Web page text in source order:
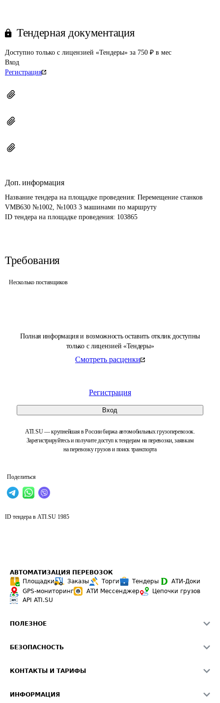
Полная информация и возможность оставить отклик доступны
только с лицензией «Тендеры»
Смотреть расценки
Регистрация
Вход
ATI.SU — крупнейшая в России биржа автомобильных грузоперевозок.
Зарегистрируйтесь и получите доступ к тендерам на перевозки, заявкам
на перевозку грузов и поиск транспорта
Поделиться
Тендерная документация
Доступно только с лицензией «Тендеры» за 750 ₽ в мес
Вход
Регистрация
Доп. информация
Название тендера на площадке проведения: Перемещение станков
VMB630 №1002, №1003 3 машинами по маршруту
ID тендера на площадке проведения: 103865
Требования
Несколько поставщиков
ID тендера в ATI.SU 1985
АВТОМАТИЗАЦИЯ ПЕРЕВОЗОК
Площадки
Заказы Торги Тендеры
АТИ-Доки
GPS-мониторинг
АТИ Мессенджер
Цепочки грузов
API ATI.SU
ПОЛЕЗНОЕ
Звезды ATI.SU на вашем сайте
Средние ставки
БЕЗОПАСНОСТЬ
Светофор+
КОНТАКТЫ И ТАРИФЫ
ИНФОРМАЦИЯ